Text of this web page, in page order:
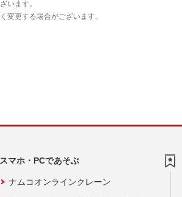
スマホ・PCであそぶ
ナムコオンラインクレーン